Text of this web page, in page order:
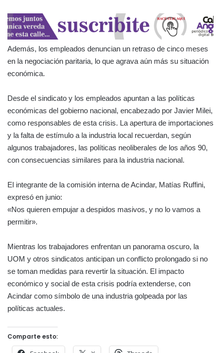
Además, los empleados denuncian un retraso de cinco meses
en la negociación paritaria, lo que agrava aún más su situación
económica.
Desde el sindicato y los empleados apuntan a las políticas
económicas del gobierno nacional, encabezado por Javier Milei,
como responsables de esta crisis. La apertura de importaciones
y la falta de estímulo a la industria local recuerdan, según
algunos trabajadores, las políticas neoliberales de los años 90,
con consecuencias similares para la industria nacional.
El integrante de la comisión interna de Acindar, Matías Ruffini,
expresó en junio:
«Nos quieren empujar a despidos masivos, y no lo vamos a
permitir».
Mientras los trabajadores enfrentan un panorama oscuro, la
UOM y otros sindicatos anticipan un conflicto prolongado si no
se toman medidas para revertir la situación. El impacto
económico y social de esta crisis podría extenderse, con
Acindar como símbolo de una industria golpeada por las
políticas actuales.
Comparte esto: